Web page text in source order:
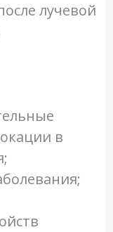
лучевой
в